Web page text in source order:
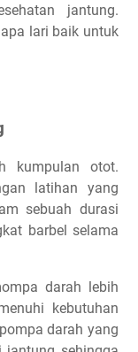
jantung.
lari baik untuk
kumpulan otot.
latihan yang
sebuah durasi
barbel selama
darah lebih
kebutuhan
darah yang